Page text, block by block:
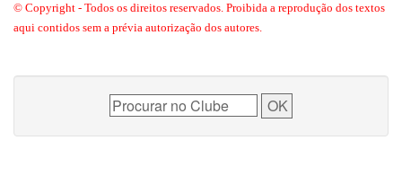
© Copyright - Todos os direitos reservados. Proibida a reprodução dos textos
aqui contidos sem a prévia autorização dos autores.